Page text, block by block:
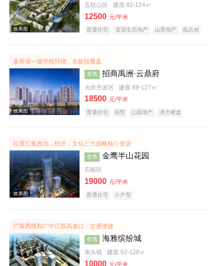
效果图
效果图
五桂山区 建面 82-124㎡
12500 元/平米
普通住宅 宜居生态地产 山景地产 低总价
多所省一级学校环绕，全龄段覆盖
效果图
在售 招商禹洲·云鼎府
火炬开发区 建面 89-127㎡
18500 元/平米
普通住宅 别墅 公园地产
潜力楼盘
位置汇集政治，经济，文化三大战略核心资源
在售 金鹰半山花园
石岐区
19000 元/平米
普通住宅 小户型
广珠西线和广中江双高速口，交通便捷
在售 海雅缤纷城
南头镇 建面 92-128㎡
10000 元/平米